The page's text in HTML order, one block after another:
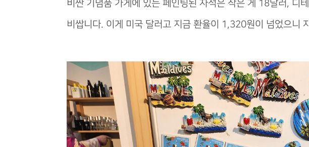
비싼 기념품 가게에 있는 페인팅된 자석은 작은 게 18달러, 디
비쌉니다. 이게 미국 달러고 지금 환율이 1,320원이 넘었으니